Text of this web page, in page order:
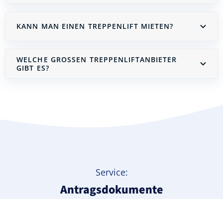
KANN MAN EINEN TREPPENLIFT MIETEN?
WELCHE GROSSEN TREPPENLIFTANBIETER G
IBT ES?
Service:
Antragsdokumente